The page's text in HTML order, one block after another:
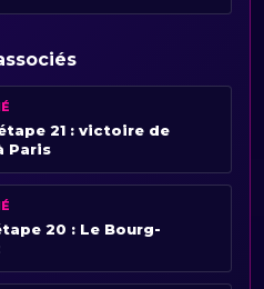
21 : victoire de
Paris
20 : Le Bourg-